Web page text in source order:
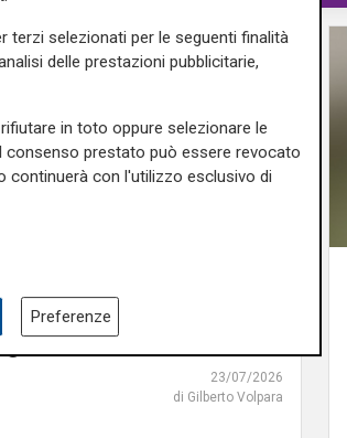
al Pronto Soccorso del
non c'è un ortopedico
guardia
23/07/2026
di Gilberto Volpara
terzi selezionati per le seguenti finalità
delle prestazioni pubblicitarie,
in toto oppure selezionare le
prestato può essere revocato
continuerà con l'utilizzo esclusivo di
Preferenze